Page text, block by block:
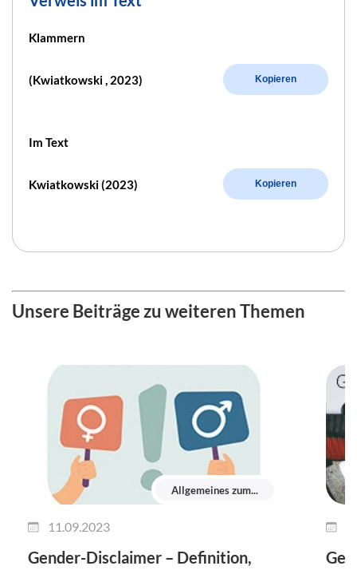
Klammern
(Kwiatkowski , 2023) Kopieren
Im Text
Kwiatkowski (2023) Kopieren
Unsere Beiträge zu weiteren Themen
Allgemeines zum...
11.09.2023
Gender-Disclaimer – Definition,